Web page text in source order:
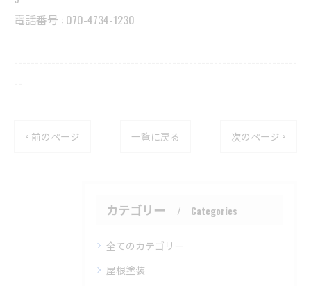
電話番号 : 070-4734-1230
--------------------------------------------------------------------
--
< 前のページ 一覧に戻る 次のページ >
カテゴリー Categories
全てのカテゴリー
屋根塗装